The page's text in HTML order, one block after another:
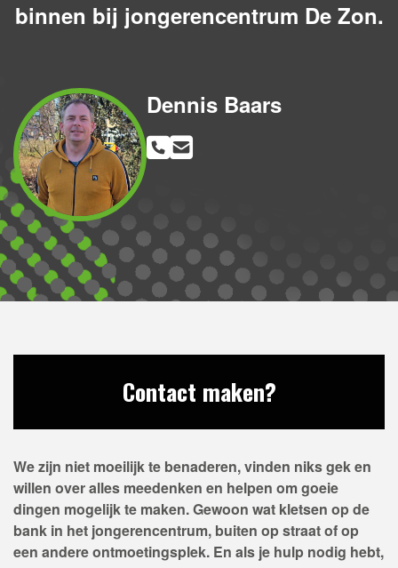
binnen bij jongerencentrum De Zon.
Dennis Baars
Contact maken?
We zijn niet moeilijk te benaderen, vinden niks gek en
willen over alles meedenken en helpen om goeie
dingen mogelijk te maken. Gewoon wat kletsen op de
bank in het jongerencentrum, buiten op straat of op
een andere ontmoetingsplek. En als je hulp nodig hebt,